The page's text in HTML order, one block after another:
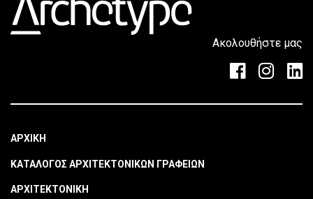
Ακολουθήστε μας
ΑΡΧΙΚΗ
ΚΑΤΑΛΟΓΟΣ ΑΡΧΙΤΕΚΤΟΝΙΚΩΝ ΓΡΑΦΕΙΩΝ
ΑΡΧΙΤΕΚΤΟΝΙΚΗ